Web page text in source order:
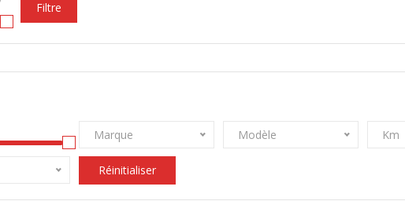
Filtre
Marque Modèle Km
Réinitialiser